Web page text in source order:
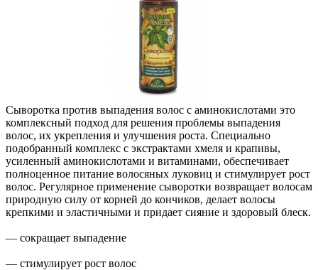
Сыворотка против выпадения волос с аминокислотами это
комплексный подход для решения проблемы выпадения
волос, их укрепления и улучшения роста. Специально
подобранный комплекс с экстрактами хмеля и крапивы,
усиленный аминокислотами и витаминами, обеспечивает
полноценное питание волосяных луковиц и стимулирует рост
волос. Регулярное применение сыворотки возвращает волосам
природную силу от корней до кончиков, делает волосы
крепкими и эластичными и придает сияние и здоровый блеск.
— сокращает выпадение
— стимулирует рост волос